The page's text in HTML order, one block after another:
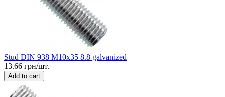
Stud DIN 938 M10x35 8.8 galvanized
13.66 грн/шт.
Add to cart